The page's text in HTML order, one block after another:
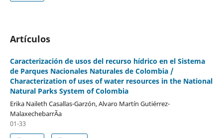
Artículos
Caracterización de usos del recurso hídrico en el Sistema
de Parques Nacionales Naturales de Colombia /
Characterization of uses of water resources in the National
Natural Parks System of Colombia
Erika Naileth Casallas-Garzón, Alvaro Martín Gutiérrez-
MalaxechebarrÃ­a
01-33